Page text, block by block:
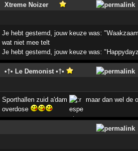
Xtreme Noizer
Je hebt gestemd, jouw keuze was:
wat niet mee telt
Je hebt gestemd, jouw keuze was:
•†• Le Demonist •†•
Sporthallen zuid a'dam
maar dan wel de
overdose